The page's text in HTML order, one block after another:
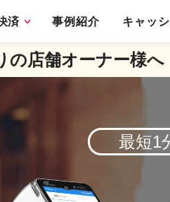
済 事例紹介 キャッ
の店舗オーナー様へ
最短1